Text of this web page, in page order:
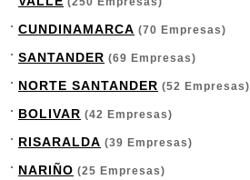
CUNDINAMARCA (70 Empresas)
SANTANDER (69 Empresas)
NORTE SANTANDER (52 Empresas)
BOLIVAR (42 Empresas)
RISARALDA (39 Empresas)
NARIÑO (25 Empresas)